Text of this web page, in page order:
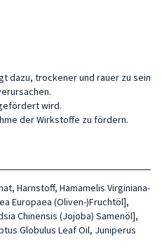
dazu, trockener und rauer zu sein
wird.
der Wirkstoffe zu fördern.
Harnstoff, Hamamelis Virginiana-
Europaea (Oliven-)Fruchtöl],
Chinensis (Jojoba) Samenöl],
Globulus Leaf Oil, Juniperus